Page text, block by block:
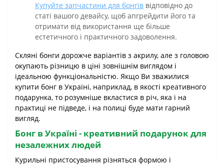
Купуйте запчастини для бонгів відповідно до
статі вашого девайсу, щоб апгрейдити його та
отримати від використання ще більше
естетичного і практичного задоволення.
Скляні бонги дорожче варіантів з акрилу, але з головою
окупають різницю в ціні зовнішнім виглядом і
ідеальною функціональністю. Якщо Ви зважилися
купити бонг в Україні, наприклад, в якості креативного
подарунка, то розумніше вкластися в річ, яка і на
практиці не підведе, і на полиці буде мати гарний
вигляд.
Бонг в Україні - креативний подарунок для
незалежних людей
Курильні пристосування різняться формою і